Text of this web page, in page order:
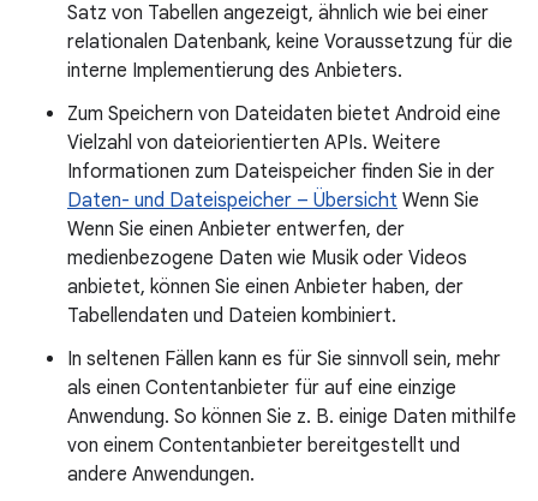
Satz von Tabellen angezeigt, ähnlich wie bei einer
relationalen Datenbank, keine Voraussetzung für die
interne Implementierung des Anbieters.
Zum Speichern von Dateidaten bietet Android eine
Vielzahl von dateiorientierten APIs. Weitere
Informationen zum Dateispeicher finden Sie in der
Daten- und Dateispeicher – Übersicht Wenn Sie
Wenn Sie einen Anbieter entwerfen, der
medienbezogene Daten wie Musik oder Videos
anbietet, können Sie einen Anbieter haben, der
Tabellendaten und Dateien kombiniert.
In seltenen Fällen kann es für Sie sinnvoll sein, mehr
als einen Contentanbieter für auf eine einzige
Anwendung. So können Sie z. B. einige Daten mithilfe
von einem Contentanbieter bereitgestellt und
andere Anwendungen.